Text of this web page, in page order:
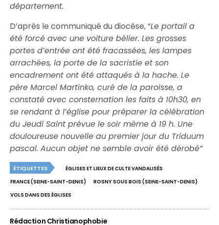
département.
D’après le communiqué du diocèse, “Le portail a
été forcé avec une voiture bélier. Les grosses
portes d’entrée ont été fracassées, les lampes
arrachées, la porte de la sacristie et son
encadrement ont été attaqués à la hache. Le
père Marcel Martinko, curé de la paroisse, a
constaté avec consternation les faits à 10h30, en
se rendant à l’église pour préparer la célébration
du Jeudi Saint prévue le soir même à 19 h. Une
douloureuse nouvelle au premier jour du Triduum
pascal. Aucun objet ne semble avoir été dérobé”
ÉTIQUETTES
ÉGLISES ET LIEUX DE CULTE VANDALISÉS
FRANCE (SEINE-SAINT-DENIS)
ROSNY SOUS BOIS (SEINE-SAINT-DENIS)
VOLS DANS DES ÉGLISES
Rédaction Christianophobie